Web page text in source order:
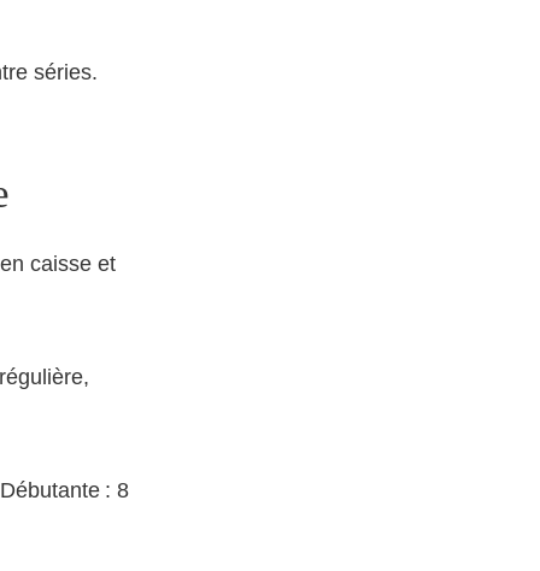
séries.
caisse et
: 8